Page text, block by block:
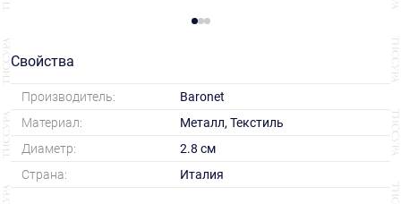
Свойства
Производитель:
Baronet
Материал:
Металл, Текстиль
Диаметр:
2.8 см
Страна:
Италия